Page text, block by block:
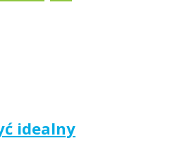
idealny